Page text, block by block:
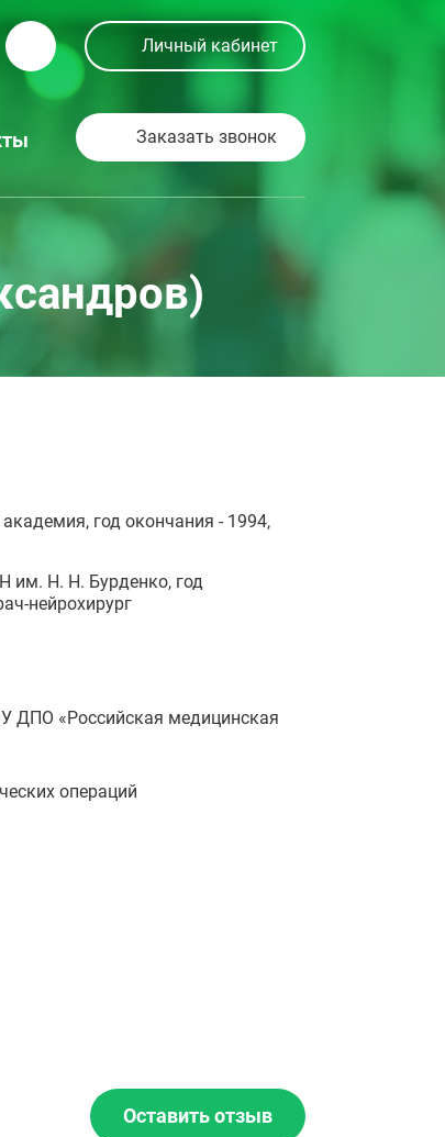
Личный кабинет
Заказать звонок
год окончания - 1994,
им. Н. Н. Бурденко, год
нейрохирург
ДПО «Российская медицинская
операций
Оставить отзыв